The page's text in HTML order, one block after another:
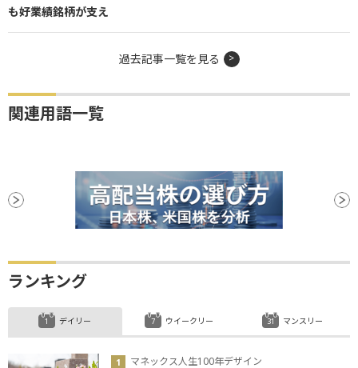
も好業績銘柄が支え
過去記事一覧を見る
関連用語一覧
ランキング
デイリー
マネックス人生100年デザイン
ウイークリー マンスリー